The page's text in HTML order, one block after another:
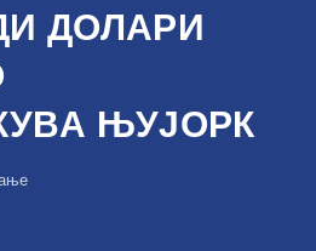
ДОЛАРИ
ЊУЈОРК